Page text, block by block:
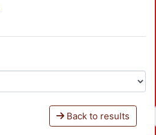
Back to results